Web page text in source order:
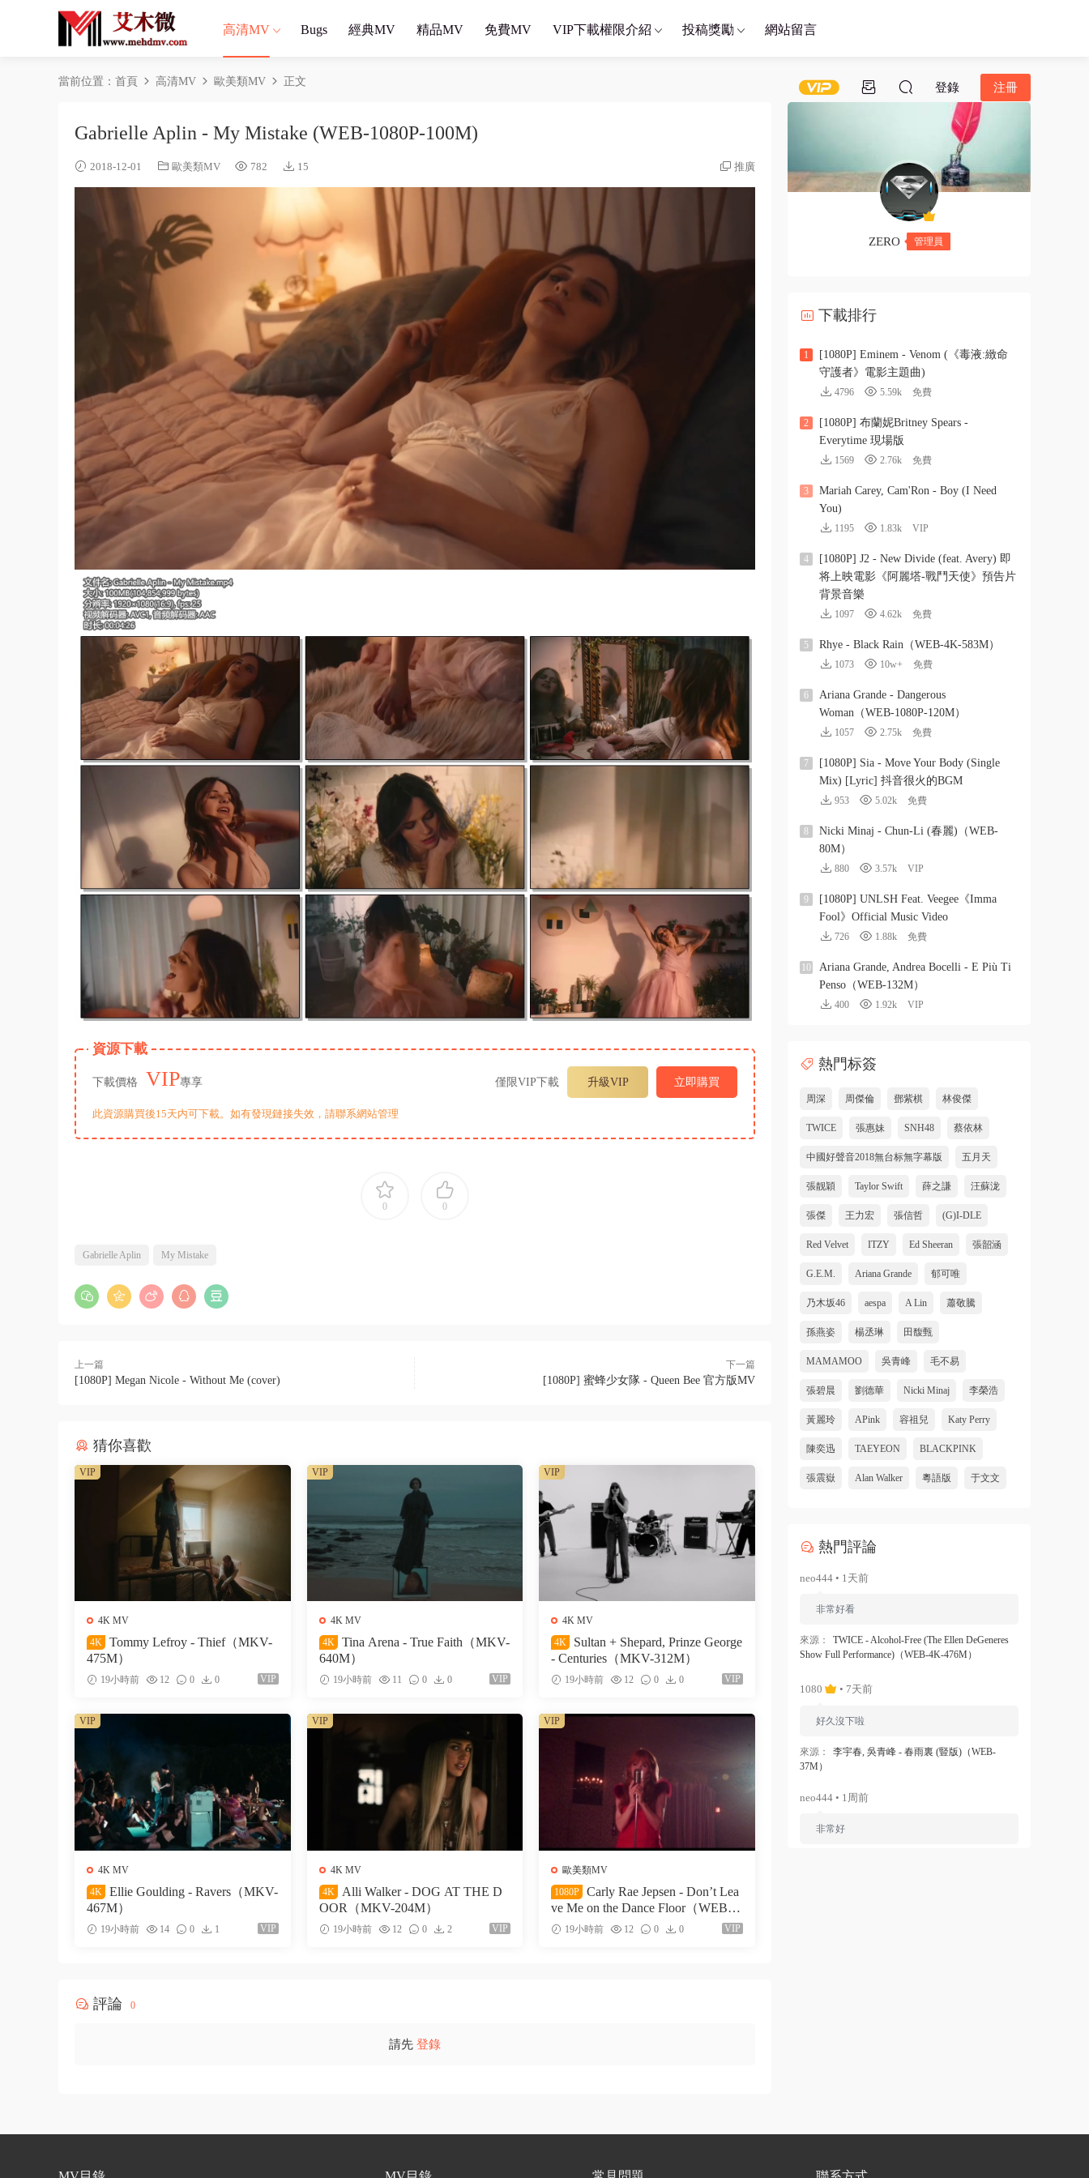
高清MV Bugs 經典MV 精品MV 免費MV VIP下載權限介紹 投稿獎勵 網站留言
登錄 注冊
當前位置： 首頁 高清MV 歐美類MV 正文
Gabrielle Aplin - My Mistake (WEB-1080P-100M)
2018-12-01 歐美類MV 782 15 推廣
資源下載
下載價格 VIP專享 僅限VIP下載 升級VIP 立即購買
此資源購買後15天内可下載。如有發現鏈接失效，請聯系網站管理
0 0
Gabrielle Aplin My Mistake
上一篇
[1080P] Megan Nicole - Without Me (cover)
下一篇
[1080P] 蜜蜂少女隊 - Queen Bee 官方版MV
猜你喜歡
4K MV
4K
Tommy Lefroy - Thief（MKV-
475M）
19小時前 12 0 0 VIP
VIP
4K MV
4K
Tina Arena - True Faith（MKV-
640M）
19小時前 11 0 0 VIP
VIP
4K MV
4K
Sultan + Shepard, Prinze George
- Centuries（MKV-312M）
19小時前 12 0 0 VIP
VIP
4K MV
4K
Ellie Goulding - Ravers（MKV-
467M）
19小時前 14 0 1 VIP
VIP
4K MV
4K
Alli Walker - DOG AT THE D
OOR（MKV-204M）
19小時前 12 0 2 VIP
VIP
歐美類MV
1080P
Carly Rae Jepsen - Don’t Lea
ve Me on the Dance Floor（WEB-1
51M）
19小時前 12 0 0 VIP
VIP
評論 0
請先 登錄
ZERO 管理員
下載排行
1
[1080P] Eminem - Venom (《毒液:緻命
守護者》電影主題曲)
4796 5.59k 免費
2
[1080P] 布蘭妮Britney Spears -
Everytime 現場版
1569 2.76k 免費
3
Mariah Carey, Cam'Ron - Boy (I Need
You)
1195 1.83k VIP
4
[1080P] J2 - New Divide (feat. Avery) 即
将上映電影《阿麗塔-戰鬥天使》預告片
背景音樂
1097 4.62k 免費
5 Rhye - Black Rain（WEB-4K-583M）
1073 10w+ 免費
6
Ariana Grande - Dangerous
Woman（WEB-1080P-120M）
1057 2.75k 免費
7
[1080P] Sia - Move Your Body (Single
Mix) [Lyric] 抖音很火的BGM
953 5.02k 免費
8
Nicki Minaj - Chun-Li (春麗)（WEB-
80M）
880 3.57k VIP
9
[1080P] UNLSH Feat. Veegee《Imma
Fool》Official Music Video
726 1.88k 免費
10
Ariana Grande, Andrea Bocelli - E Più Ti
Penso（WEB-132M）
400 1.92k VIP
熱門标簽
周深 周傑倫 鄧紫棋 林俊傑
TWICE 張惠妹 SNH48 蔡依林
中國好聲音2018無台标無字幕版 五月天
張靓穎 Taylor Swift 薛之謙 汪蘇泷
張傑 王力宏 張信哲 (G)I-DLE
Red Velvet ITZY Ed Sheeran 張韶涵
G.E.M. Ariana Grande 郁可唯
乃木坂46 aespa A Lin 蕭敬騰
孫燕姿 楊丞琳 田馥甄
MAMAMOO 吳青峰 毛不易
張碧晨 劉德華 Nicki Minaj 李榮浩
黃麗玲 APink 容祖兒 Katy Perry
陳奕迅 TAEYEON BLACKPINK
張震嶽 Alan Walker 粵語版 于文文
熱門評論
neo444 • 1天前
非常好看
來源：
TWICE - Alcohol-Free (The Ellen DeGeneres
Show Full Performance)（WEB-4K-476M）
1080 • 7天前
好久沒下啦
來源：
李宇春, 吳青峰 - 春雨裏 (豎版)（WEB-
37M）
neo444 • 1周前
非常好